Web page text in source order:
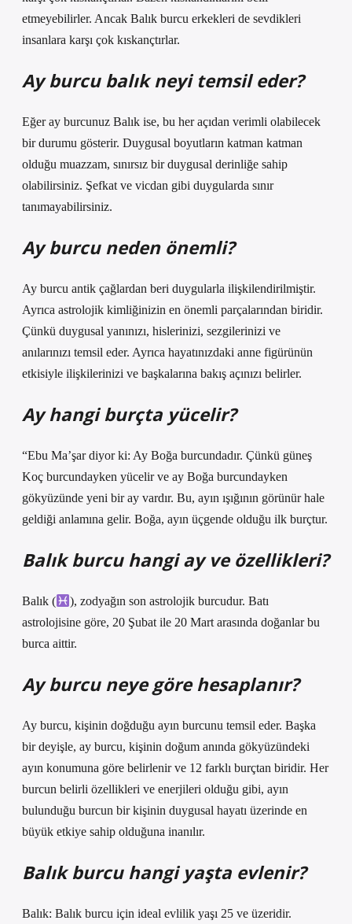
etmeyebilirler. Ancak Balık burcu erkekleri de sevdikleri
insanlara karşı çok kıskançtırlar.
Ay burcu balık neyi temsil eder?
Eğer ay burcunuz Balık ise, bu her açıdan verimli olabilecek
bir durumu gösterir. Duygusal boyutların katman katman
olduğu muazzam, sınırsız bir duygusal derinliğe sahip
olabilirsiniz. Şefkat ve vicdan gibi duygularda sınır
tanımayabilirsiniz.
Ay burcu neden önemli?
Ay burcu antik çağlardan beri duygularla ilişkilendirilmiştir.
Ayrıca astrolojik kimliğinizin en önemli parçalarından biridir.
Çünkü duygusal yanınızı, hislerinizi, sezgilerinizi ve
anılarınızı temsil eder. Ayrıca hayatınızdaki anne figürünün
etkisiyle ilişkilerinizi ve başkalarına bakış açınızı belirler.
Ay hangi burçta yücelir?
“Ebu Ma’şar diyor ki: Ay Boğa burcundadır. Çünkü güneş
Koç burcundayken yücelir ve ay Boğa burcundayken
gökyüzünde yeni bir ay vardır. Bu, ayın ışığının görünür hale
geldiği anlamına gelir. Boğa, ayın üçgende olduğu ilk burçtur.
Balık burcu hangi ay ve özellikleri?
Balık (
), zodyağın son astrolojik burcudur. Batı
astrolojisine göre, 20 Şubat ile 20 Mart arasında doğanlar bu
burca aittir.
Ay burcu neye göre hesaplanır?
Ay burcu, kişinin doğduğu ayın burcunu temsil eder. Başka
bir deyişle, ay burcu, kişinin doğum anında gökyüzündeki
ayın konumuna göre belirlenir ve 12 farklı burçtan biridir. Her
burcun belirli özellikleri ve enerjileri olduğu gibi, ayın
bulunduğu burcun bir kişinin duygusal hayatı üzerinde en
büyük etkiye sahip olduğuna inanılır.
Balık burcu hangi yaşta evlenir?
Balık: Balık burcu için ideal evlilik yaşı 25 ve üzeridir.